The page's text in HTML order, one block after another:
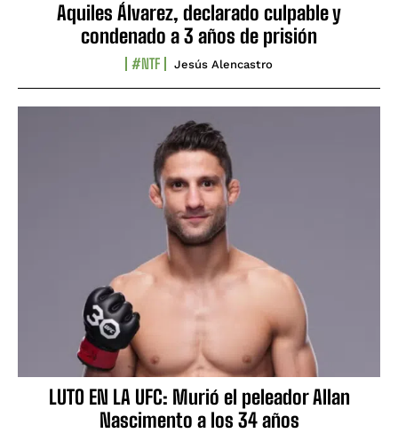
Aquiles Álvarez, declarado culpable y
condenado a 3 años de prisión
#NTF Jesús Alencastro
LUTO EN LA UFC: Murió el peleador Allan
Nascimento a los 34 años